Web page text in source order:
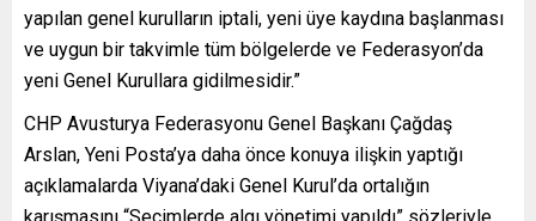
yapılan genel kurulların iptali, yeni üye kaydına başlanması
ve uygun bir takvimle tüm bölgelerde ve Federasyon’da
yeni Genel Kurullara gidilmesidir.”
CHP Avusturya Federasyonu Genel Başkanı Çağdaş
Arslan, Yeni Posta’ya daha önce konuya ilişkin yaptığı
açıklamalarda Viyana’daki Genel Kurul’da ortalığın
karışmasını “Seçimlerde algı yönetimi yapıldı” sözleriyle